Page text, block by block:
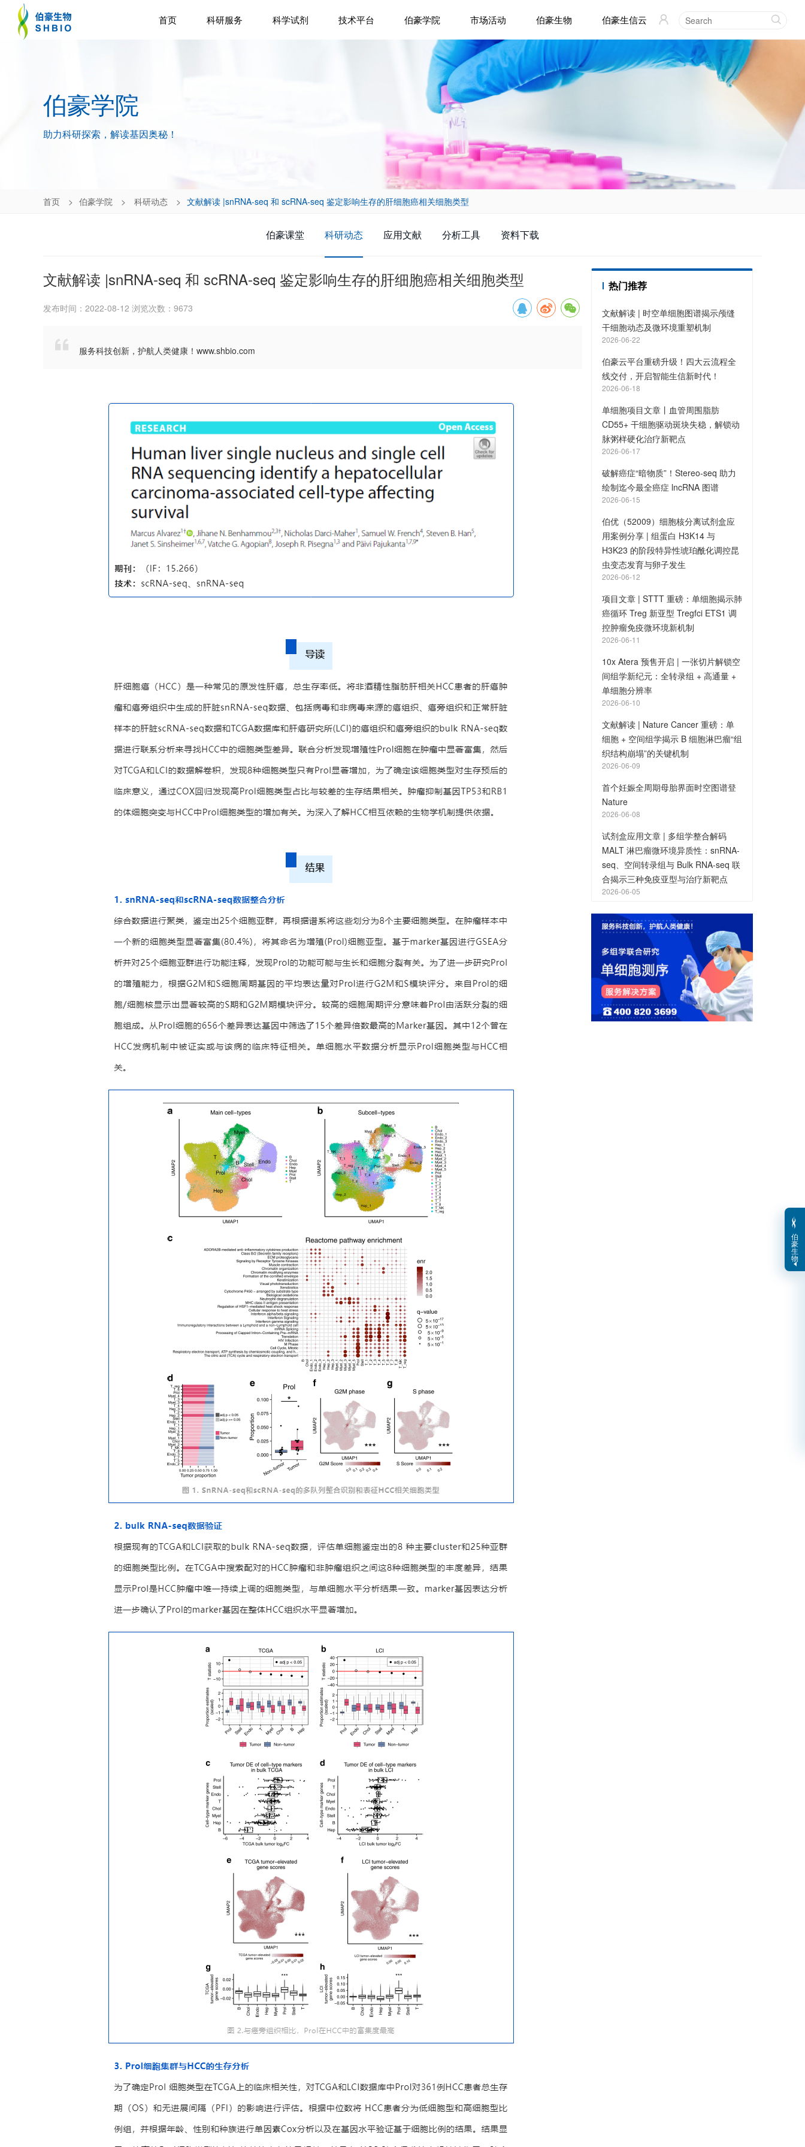
首页 科研服务 科学试剂 技术平台 伯豪学院 市场活动 伯豪生物 伯豪生信云  
伯豪学院
助力科研探索，解读基因奥秘！
首页 伯豪学院 科研动态 文献解读 |snRNA-seq 和 scRNA-seq 鉴定影响生存的肝细胞癌相关细胞类型
伯豪课堂 科研动态 应用文献 分析工具 资料下载
文献解读 |snRNA-seq 和 scRNA-seq 鉴定影响生存的肝细胞癌相关细胞类型
发布时间：2022-08-12 浏览次数：9673
 服务科技创新，护航人类健康！www.shbio.com
热门推荐
文献解读 | 时空单细胞图谱揭示颅缝
干细胞动态及微环境重塑机制
2026-06-22
伯豪云平台重磅升级！四大云流程全
线交付，开启智能生信新时代！
2026-06-18
单细胞项目文章丨血管周围脂肪
CD55+ 干细胞驱动斑块失稳，解锁动
脉粥样硬化治疗新靶点
2026-06-17
破解癌症“暗物质”！Stereo-seq 助力
绘制迄今最全癌症 lncRNA 图谱
2026-06-15
伯优（52009）细胞核分离试剂盒应
用案例分享 | 组蛋白 H3K14 与
H3K23 的阶段特异性琥珀酰化调控昆
虫变态发育与卵子发生
2026-06-12
项目文章 | STTT 重磅：单细胞揭示肺
癌循环 Treg 新亚型 Tregfci ETS1 调
控肿瘤免疫微环境新机制
2026-06-11
10x Atera 预售开启 | 一张切片解锁空
间组学新纪元：全转录组 + 高通量 +
单细胞分辨率
2026-06-10
文献解读 | Nature Cancer 重磅：单
细胞 + 空间组学揭示 B 细胞淋巴瘤“组
织结构崩塌”的关键机制
2026-06-09
首个妊娠全周期母胎界面时空图谱登
Nature
2026-06-08
试剂盒应用文章 | 多组学整合解码
MALT 淋巴瘤微环境异质性：snRNA-
seq、空间转录组与 Bulk RNA-seq 联
合揭示三种免疫亚型与治疗新靶点
2026-06-05
伯
豪
生
物